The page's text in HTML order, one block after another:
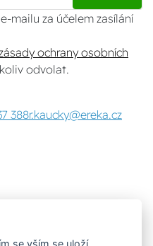
mailu za účelem zasílání
ochrany osobních
odvolat.
388r.kaucky@ereka.cz
se vším se uloží